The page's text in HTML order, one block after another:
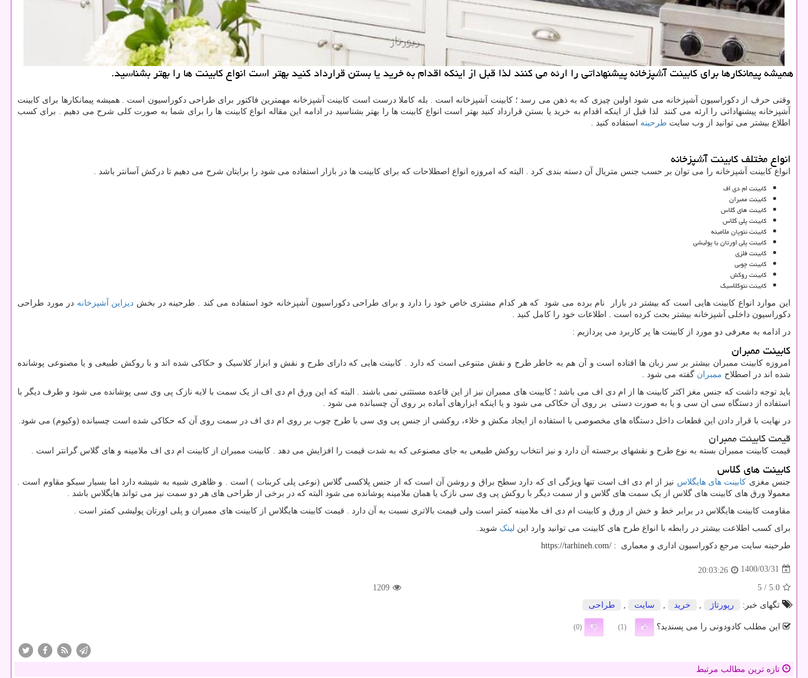
همیشه پیمانكارها برای كابینت آشپزخانه پیشنهاداتی را ارئه می كنند لذا قبل از اینكه اقدام به خرید یا بستن قرارداد كنید بهتر است انواع كابینت ها را بهتر بشناسید.
وقتی حرف از دکوراسیون آشپزخانه می شود اولین چیزی که به ذهن می رسد ؛ کابینت آشپزخانه است . بله کاملا درست است کابینت آشپزخانه مهمترین فاکتور برای طراحی دکوراسیون است . همیشه پیمانکارها برای کابینت
آشپزخانه پیشنهاداتی را ارئه می کنند لذا قبل از اینکه اقدام به خرید یا بستن قرارداد کنید بهتر است انواع کابینت ها را بهتر بشناسید در ادامه این مقاله انواع کابینت ها را برای شما به صورت کلی شرح می دهیم . برای کسب
اطلاع بیشتر می توانید از وب سایت طرحینه استفاده کنید .
انواع مختلف کابینت آشپزخانه
انواع کابینت آشپزخانه را می توان بر حسب جنس متریال آن دسته بندی کرد . البته که امروزه انواع اصطلاحات که برای کابینت ها در بازار استفاده می شود را برایتان شرح می دهیم تا درکش آسانتر باشد .
کابینت ام دی اف
کابینت ممبران
کابینت های گلاس
کابینت پلی گلاس
کابینت نئوپان ملامینه
کابینت پلی اورتان یا پولیشی
کابینت فلزی
کابینت چوبی
کابینت روکش
کابینت نئوکلاسیک
این موارد انواع کابینت هایی است که بیشتر در بازار نام برده می شود که هر کدام مشتری خاص خود را دارد و برای طراحی دکوراسیون آشپزخانه خود استفاده می کند . طرحینه در بخش دیزاین آشپزخانه در مورد طراحی
دکوراسیون داخلی آشپزخانه بیشتر بحث کرده است . اطلاعات خود را کامل کنید .
در ادامه به معرفی دو مورد از کابینت ها پر کاربرد می پردازیم :
کابینت ممبران
امروزه کابینت ممبران بیشتر بر سر زبان ها افتاده است و آن هم به خاطر طرح و نقش متنوعی است که دارد . کابینت هایی که دارای طرح و نقش و ابزار کلاسیک و حکاکی شده اند و با روکش طبیعی و یا مصنوعی پوشانده
شده اند در اصطلاح ممبران گفته می شود .
باید توجه داشت که جنس مغز اکثر کابینت ها از ام دی اف می باشد ؛ کابینت های ممبران نیز از این قاعده مستثنی نمی باشند . البته که این ورق ام دی اف از یک سمت با لایه نازک پی وی سی پوشانده می شود و طرف دیگر با
استفاده از دستگاه سی ان سی و یا به صورت دستی بر روی آن حکاکی می شود و یا اینکه ابزارهای آماده بر روی آن چسبانده می شود .
در نهایت با قرار دادن این قطعات داخل دستگاه های مخصوصی با استفاده از ایجاد مکش و خلاء، روکشی از جنس پی وی سی با طرح چوب بر روی ام دی اف در سمت روی آن که حکاکی شده است چسبانده (وکیوم) می شود.
قیمت کابینت ممبران
قیمت کابینت ممبران بسته به نوع طرح و نقشهای برجسته آن دارد و نیز انتخاب روکش طبیعی به جای مصنوعی که به شدت قیمت را افزایش می دهد . کابینت ممبران از کابینت ام دی اف ملامینه و های گلاس گرانتر است .
کابینت های گلاس
جنس مغزی کابینت های هایگلاس نیز از ام دی اف است تنها ویژگی ای که دارد سطح براق و روشن آن است که از جنس پلاکسی گلاس (نوعی پلی کربنات ) است . و ظاهری شبیه به شیشه دارد اما بسیار سبکو مقاوم است .
معمولا ورق های کابینت های گلاس از یک سمت های گلاس و از سمت دیگر با روکش پی وی سی نازک یا همان ملامینه پوشانده می شود البته که در برخی از طراحی های هر دو سمت نیز می تواند هایگلاس باشد .
مقاومت کابینت هایگلاس در برابر خط و خش از ورق و کابینت ام دی اف ملامینه کمتر است ولی قیمت بالاتری نسبت به آن دارد . قیمت کابینت هایگلاس از کابینت های ممبران و پلی اورتان پولیشی کمتر است .
برای کسب اطلاعت بیشتر در رابطه با انواع طرح های کابینت می توانید وارد این لینک شوید.
طرحینه سایت مرجع دکوراسیون اداری و معماری : https://tarhineh.com/
1400/03/31
20:03:26
5.0
/ 5
1209
تگهای خبر:
رپورتاژ خرید سایت طراحی
این مطلب کادودونی را می پسندید؟ (1)
(0)
تازه ترین مطالب مرتبط